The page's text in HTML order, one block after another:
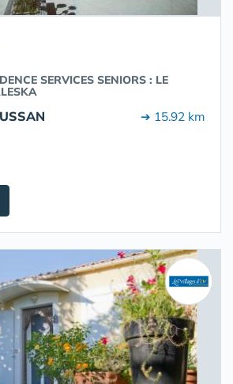
SERVICES SENIORS : LE
➔ 15.92 km